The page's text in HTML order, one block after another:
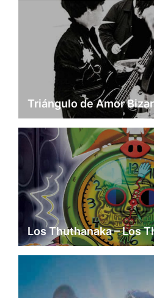
Triángulo de Amor
Los Thuthanaka – Los